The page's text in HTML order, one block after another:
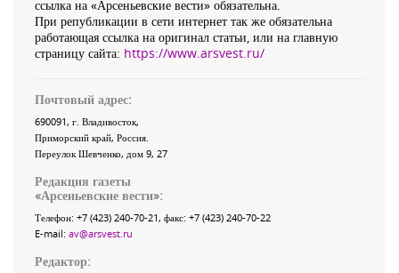
ссылка на «Арсеньевские вести» обязательна.
При републикации в сети интернет так же обязательна
работающая ссылка на оригинал статьи, или на главную
страницу сайта: https://www.arsvest.ru/
Почтовый адрес:
690091, г. Владивосток,
Приморский край, Россия.
Переулок Шевченко, дом 9, 27
Редакция газеты
«Арсеньевские вести»:
Телефон: +7 (423) 240-70-21, факс: +7 (423) 240-70-22
E-mail: av@arsvest.ru
Редактор: